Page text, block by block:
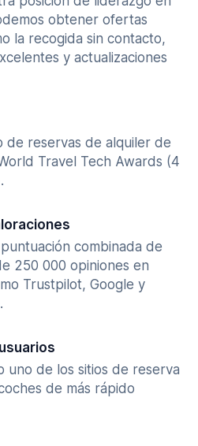
obtener ofertas
la recogida sin contacto,
y actualizaciones
de reservas de alquiler de
Travel Tech Awards (4
combinada de
250 000 opiniones en
Trustpilot, Google y
uno de los sitios de reserva
de más rápido